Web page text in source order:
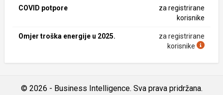
COVID potpore
za registrirane
korisnike
Omjer troška energije u 2025.
za registrirane
korisnike
© 2026 - Business Intelligence. Sva prava pridržana.